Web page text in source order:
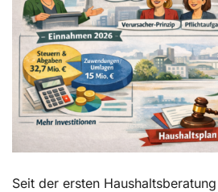
Seit der ersten